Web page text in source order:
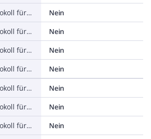
Unterstützt Protokoll für PROFINET IO
Nein
Unterstützt Protokoll für PROFINET CBA
Nein
Unterstützt Protokoll für SERCOS
Nein
Unterstützt Protokoll für Foundation Fieldbus
Nein
Unterstützt Protokoll für EtherNet/IP
Nein
Unterstützt Protokoll für AS-Interface Safety at Work
Nein
Unterstützt Protokoll für DeviceNet Safety
Nein